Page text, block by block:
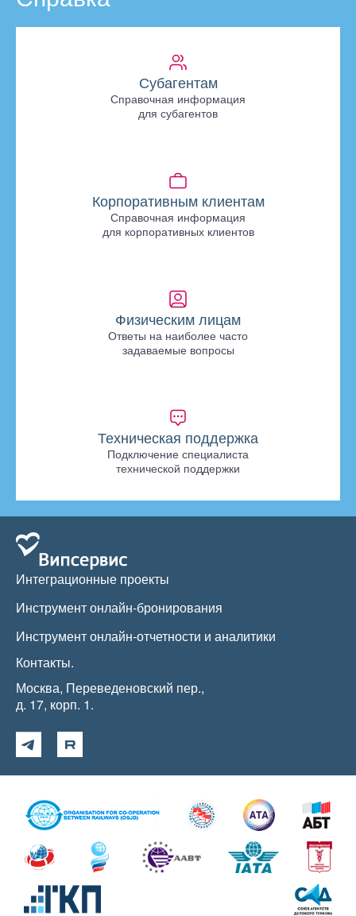
Субагентам
Справочная информация
для субагентов
Корпоративным клиентам
Справочная информация
для корпоративных клиентов
Физическим лицам
Ответы на наиболее часто
задаваемые вопросы
Техническая поддержка
Подключение специалиста
технической поддержки
Интеграционные проекты
Инструмент онлайн-бронирования
Инструмент онлайн-отчетности и аналитики
Контакты.
Москва, Переведеновский пер.,
д. 17, корп. 1.